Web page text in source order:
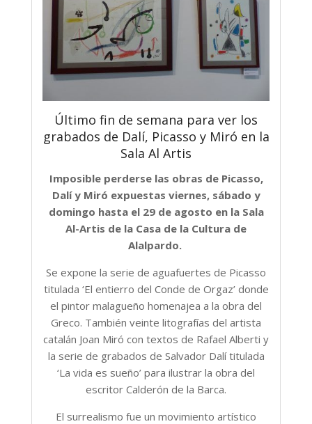
Último fin de semana para ver los
grabados de Dalí, Picasso y Miró en la
Sala Al Artis
Imposible perderse las obras de Picasso,
Dalí y Miró expuestas viernes, sábado y
domingo hasta el 29 de agosto en la Sala
Al-Artis de la Casa de la Cultura de
Alalpardo.
Se expone la serie de aguafuertes de Picasso
titulada ‘El entierro del Conde de Orgaz’ donde
el pintor malagueño homenajea a la obra del
Greco. También veinte litografías del artista
catalán Joan Miró con textos de Rafael Alberti y
la serie de grabados de Salvador Dalí titulada
‘La vida es sueño’ para ilustrar la obra del
escritor Calderón de la Barca.
El surrealismo fue un movimiento artístico